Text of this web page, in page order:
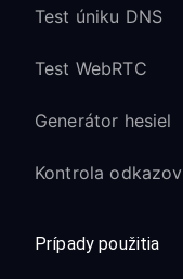
Test úniku DNS
Test WebRTC
Generátor hesiel
Kontrola odkazov
Prípady použitia